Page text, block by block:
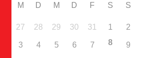
M D M D F S S
27 28 29 30 31 1 2
3 4 5 6 7 8 9